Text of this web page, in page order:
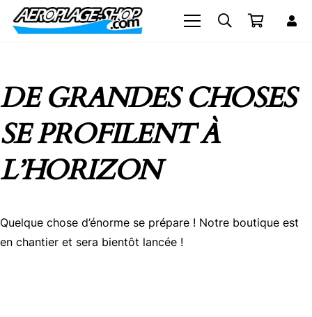
DE GRANDES CHOSES
SE PROFILENT À
L’HORIZON
Quelque chose d’énorme se prépare ! Notre boutique est
en chantier et sera bientôt lancée !